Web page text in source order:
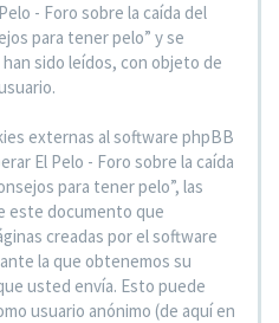
- Foro sobre la caída del
para tener pelo” y se
sido leídos, con objeto de
externas al software phpBB
El Pelo - Foro sobre la caída
para tener pelo”, las
este documento que
creadas por el software
la que obtenemos su
usted envía. Esto puede
usuario anónimo (de aquí en